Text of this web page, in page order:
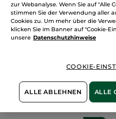
Korrigierende
Schönheits-Creme Tag
Tiegel 50 ml
(1248)
IN DEN
WARENKORB
zur Webanalyse. Wenn Sie auf "Alle
stimmen Sie der Verwendung aller
Cookies zu. Um mehr über die
klicken Sie im Banner auf "Cookie-
unsere Datenschutzhinweise
COOKIE-
ALLE ABLEHNEN ALLE